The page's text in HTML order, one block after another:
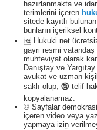
hazırlanmakta ve
terimlerini içeren
sitede kayıtlı
bunların içeriksel
🆓 Hukuki.net
gayri resmi vatandaş
muhteviyat olarak
Danıştay ve
avukat ve uzman
saklı olup, 🕲 telif
kopyalanamaz.
© Sayfalar
içeren video veya
yapmaya izin